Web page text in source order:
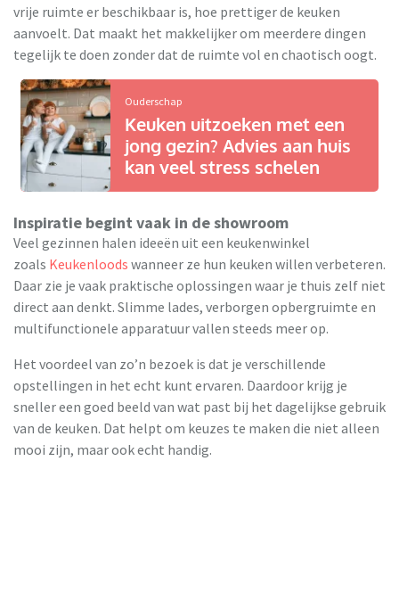
vrije ruimte er beschikbaar is, hoe prettiger de keuken
aanvoelt. Dat maakt het makkelijker om meerdere dingen
tegelijk te doen zonder dat de ruimte vol en chaotisch oogt.
Ouderschap
Keuken uitzoeken met een
jong gezin? Advies aan huis
kan veel stress schelen
Inspiratie begint vaak in de showroom
Veel gezinnen halen ideeën uit een keukenwinkel
zoals Keukenloods wanneer ze hun keuken willen verbeteren.
Daar zie je vaak praktische oplossingen waar je thuis zelf niet
direct aan denkt. Slimme lades, verborgen opbergruimte en
multifunctionele apparatuur vallen steeds meer op.
Het voordeel van zo’n bezoek is dat je verschillende
opstellingen in het echt kunt ervaren. Daardoor krijg je
sneller een goed beeld van wat past bij het dagelijkse gebruik
van de keuken. Dat helpt om keuzes te maken die niet alleen
mooi zijn, maar ook echt handig.